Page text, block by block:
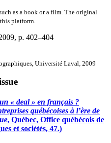
as a book or a film. The original
platform.
, p. 402–404
Université Laval, 2009
« deal » en français ?
québécoises à l’ère de
, Québec, Office québécois de
et sociétés, 47.)